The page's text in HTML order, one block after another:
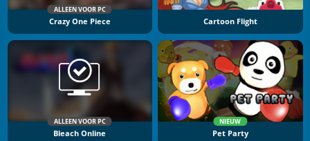
ALLEEN VOOR PC
Crazy One Piece Cartoon Flight
ALLEEN VOOR PC
Bleach Online
NIEUW
Pet Party